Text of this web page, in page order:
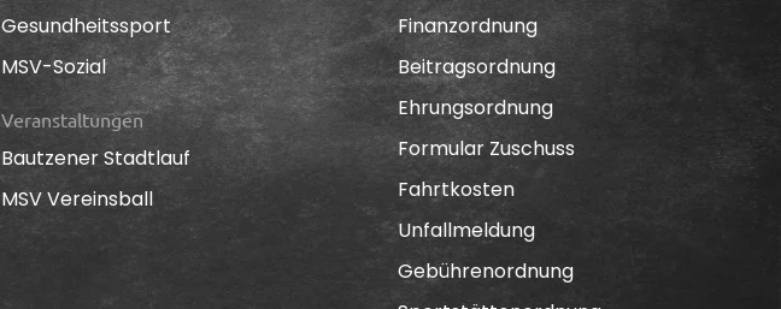
Gesundheitssport
MSV-Sozial
Veranstaltungen
Bautzener Stadtlauf
MSV Vereinsball
Finanzordnung
Beitragsordnung
Ehrungsordnung
Formular Zuschuss
Fahrtkosten
Unfallmeldung
Gebührenordnung